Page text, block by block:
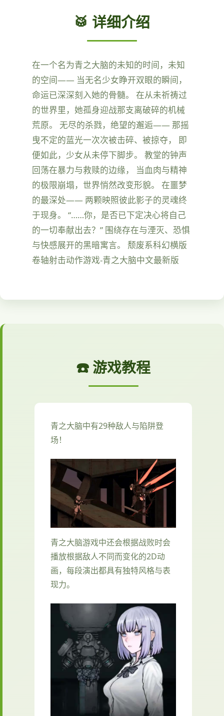
🥁 详细介绍
在一个名为青之大脑的未知的时间，未知
的空间—— 当无名少女睁开双眼的瞬间，
命运已深深刻入她的骨髓。 在从未祈祷过
的世界里，她孤身迎战那支离破碎的机械
荒原。 无尽的杀戮，绝望的邂逅—— 那摇
曳不定的蓝光一次次被击碎、被掠夺， 即
便如此，少女从未停下脚步。 教堂的钟声
回荡在暴力与救赎的边缘， 当血肉与精神
的极限崩塌，世界悄然改变形貌。 在噩梦
的最深处—— 两颗映照彼此影子的灵魂终
于现身。 “……你，是否已下定决心将自己
的一切奉献出去？” 围绕存在与湮灭、恐惧
与快感展开的黑暗寓言。 颓废系科幻横版
卷轴射击动作游戏-青之大脑中文最新版
☎️ 游戏教程
青之大脑中有29种敌人与陷阱登
场！
青之大脑游戏中还会根据战败时会
播放根据敌人不同而变化的2D动
画，每段演出都具有独特风格与表
现力。